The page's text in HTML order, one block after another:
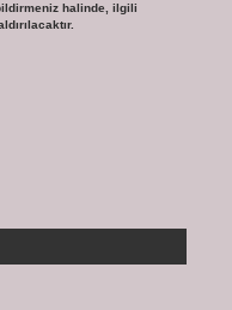
halinde, ilgili